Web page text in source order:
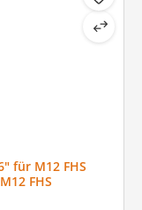
für M12 FHS
FHS